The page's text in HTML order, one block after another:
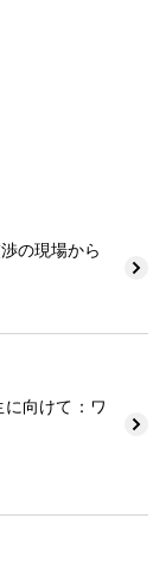
の現場から
向けて：ワ